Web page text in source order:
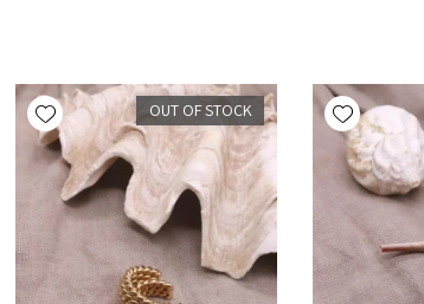
Add wishlist
OUT OF STOCK